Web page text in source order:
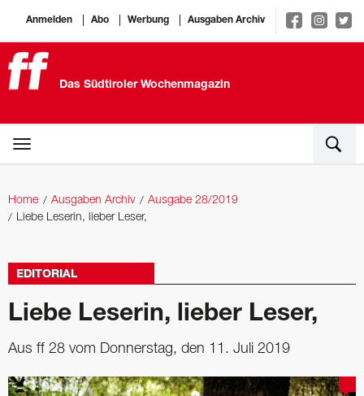
Anmelden Abo Werbung Ausgaben Archiv
Das Südtiroler Wochenmagazin
Home Ausgaben Archiv
Ausgabe 28/2019
Liebe Leserin, lieber Leser,
EDITORIAL
Liebe Leserin, lieber Leser,
Aus ff 28 vom Donnerstag, den 11. Juli 2019